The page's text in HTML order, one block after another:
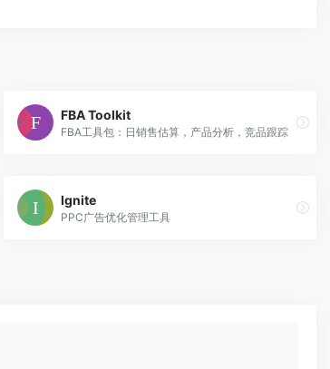
FBA Toolkit
FBA工具包：日销售估算，产品分析，竞品跟踪
Ignite
PPC广告优化管理工具